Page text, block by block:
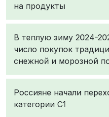
на продукты
В теплую зиму 2024-
число покупок
снежной и морозной
Россияне начали
категории С1